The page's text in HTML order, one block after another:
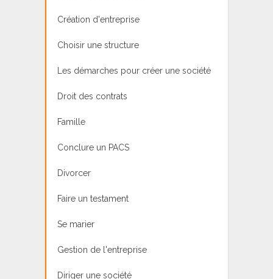
Création d'entreprise
Choisir une structure
Les démarches pour créer une société
Droit des contrats
Famille
Conclure un PACS
Divorcer
Faire un testament
Se marier
Gestion de l'entreprise
Diriger une société